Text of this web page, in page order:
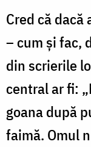
Cred că
– cum și fac,
din scrierile
central ar fi:
goana după
faimă. Omul